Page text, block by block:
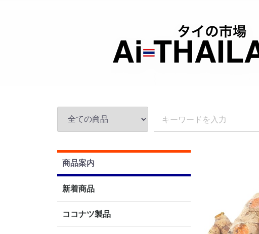
商品案内
新着商品
ココナツ製品